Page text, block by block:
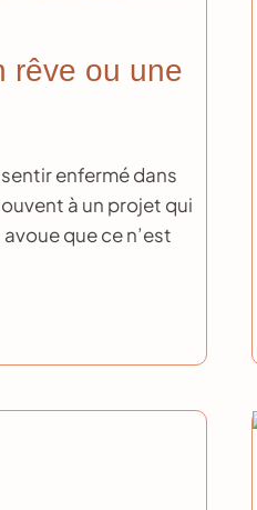
rêve ou une
enfermé dans
à un projet qui
que ce n’est